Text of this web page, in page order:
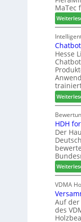
MaTec
Hesse
HDH
Der
VDMA
Auf
des